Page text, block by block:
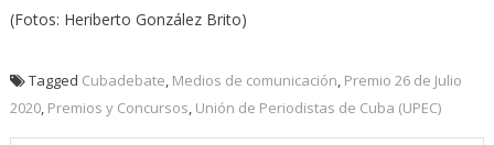
(Fotos: Heriberto González Brito)
Tagged Cubadebate Medios de comunicación Premio 26 de Julio
2020, Premios y Concursos Unión de Periodistas de Cuba (UPEC)